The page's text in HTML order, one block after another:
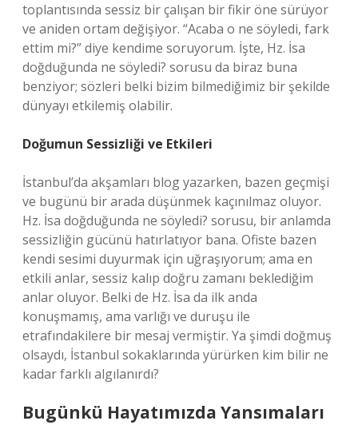
toplantısında sessiz bir çalışan bir fikir öne sürüyor
ve aniden ortam değişiyor. “Acaba o ne söyledi, fark
ettim mi?” diye kendime soruyorum. İşte, Hz. İsa
doğduğunda ne söyledi? sorusu da biraz buna
benziyor; sözleri belki bizim bilmediğimiz bir şekilde
dünyayı etkilemiş olabilir.
Doğumun Sessizliği ve Etkileri
İstanbul’da akşamları blog yazarken, bazen geçmişi
ve bugünü bir arada düşünmek kaçınılmaz oluyor.
Hz. İsa doğduğunda ne söyledi? sorusu, bir anlamda
sessizliğin gücünü hatırlatıyor bana. Ofiste bazen
kendi sesimi duyurmak için uğraşıyorum; ama en
etkili anlar, sessiz kalıp doğru zamanı beklediğim
anlar oluyor. Belki de Hz. İsa da ilk anda
konuşmamış, ama varlığı ve duruşu ile
etrafındakilere bir mesaj vermiştir. Ya şimdi doğmuş
olsaydı, İstanbul sokaklarında yürürken kim bilir ne
kadar farklı algılanırdı?
Bugünkü Hayatımızda Yansımaları